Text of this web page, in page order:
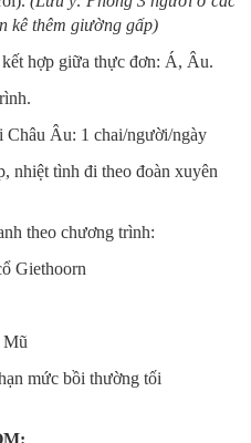
kê thêm giường gấp)
hợp giữa thực đơn: Á, Âu.
Châu Âu: 1 chai/người/ngày
nhiệt tình đi theo đoàn xuyên
theo chương trình:
Giethoorn
Mũ
mức bồi thường tối